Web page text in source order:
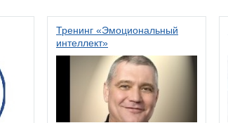
Тренинг «Эмоциональный
интеллект»